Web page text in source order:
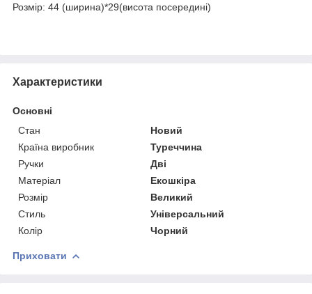
Розмір: 44 (ширина)*29(висота посередині)
Характеристики
Основні
Стан
Новий
Країна виробник
Туреччина
Ручки
Дві
Матеріал
Екошкіра
Розмір
Великий
Стиль
Універсальний
Колір
Чорний
Приховати